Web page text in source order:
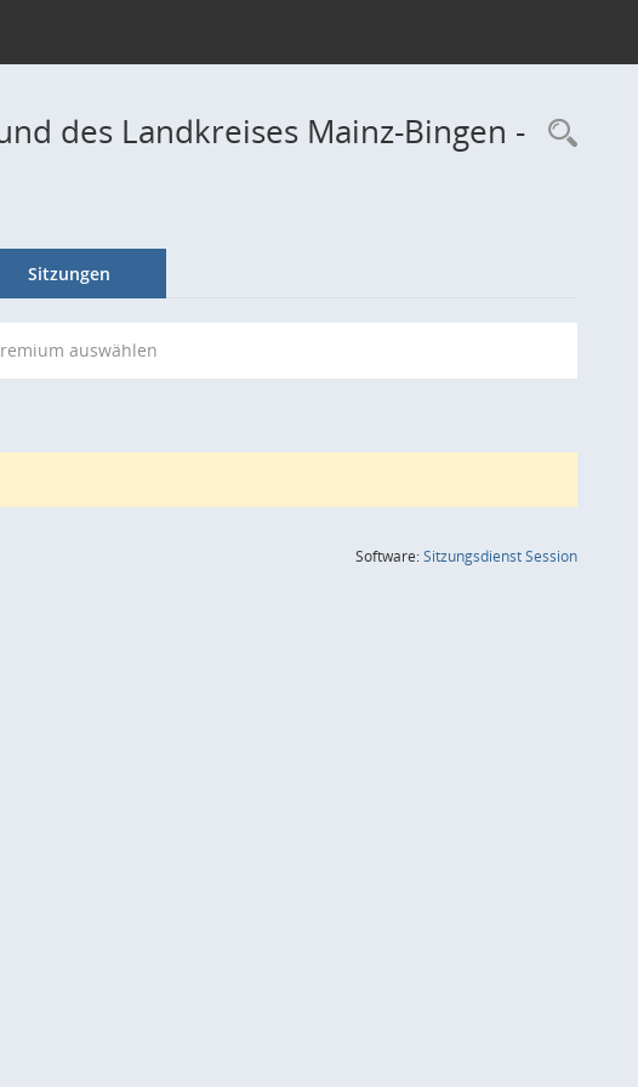
des Landkreises Mainz-Bingen -
Sitzungen
auswählen
Software:SitzungsdienstSession(Wird in